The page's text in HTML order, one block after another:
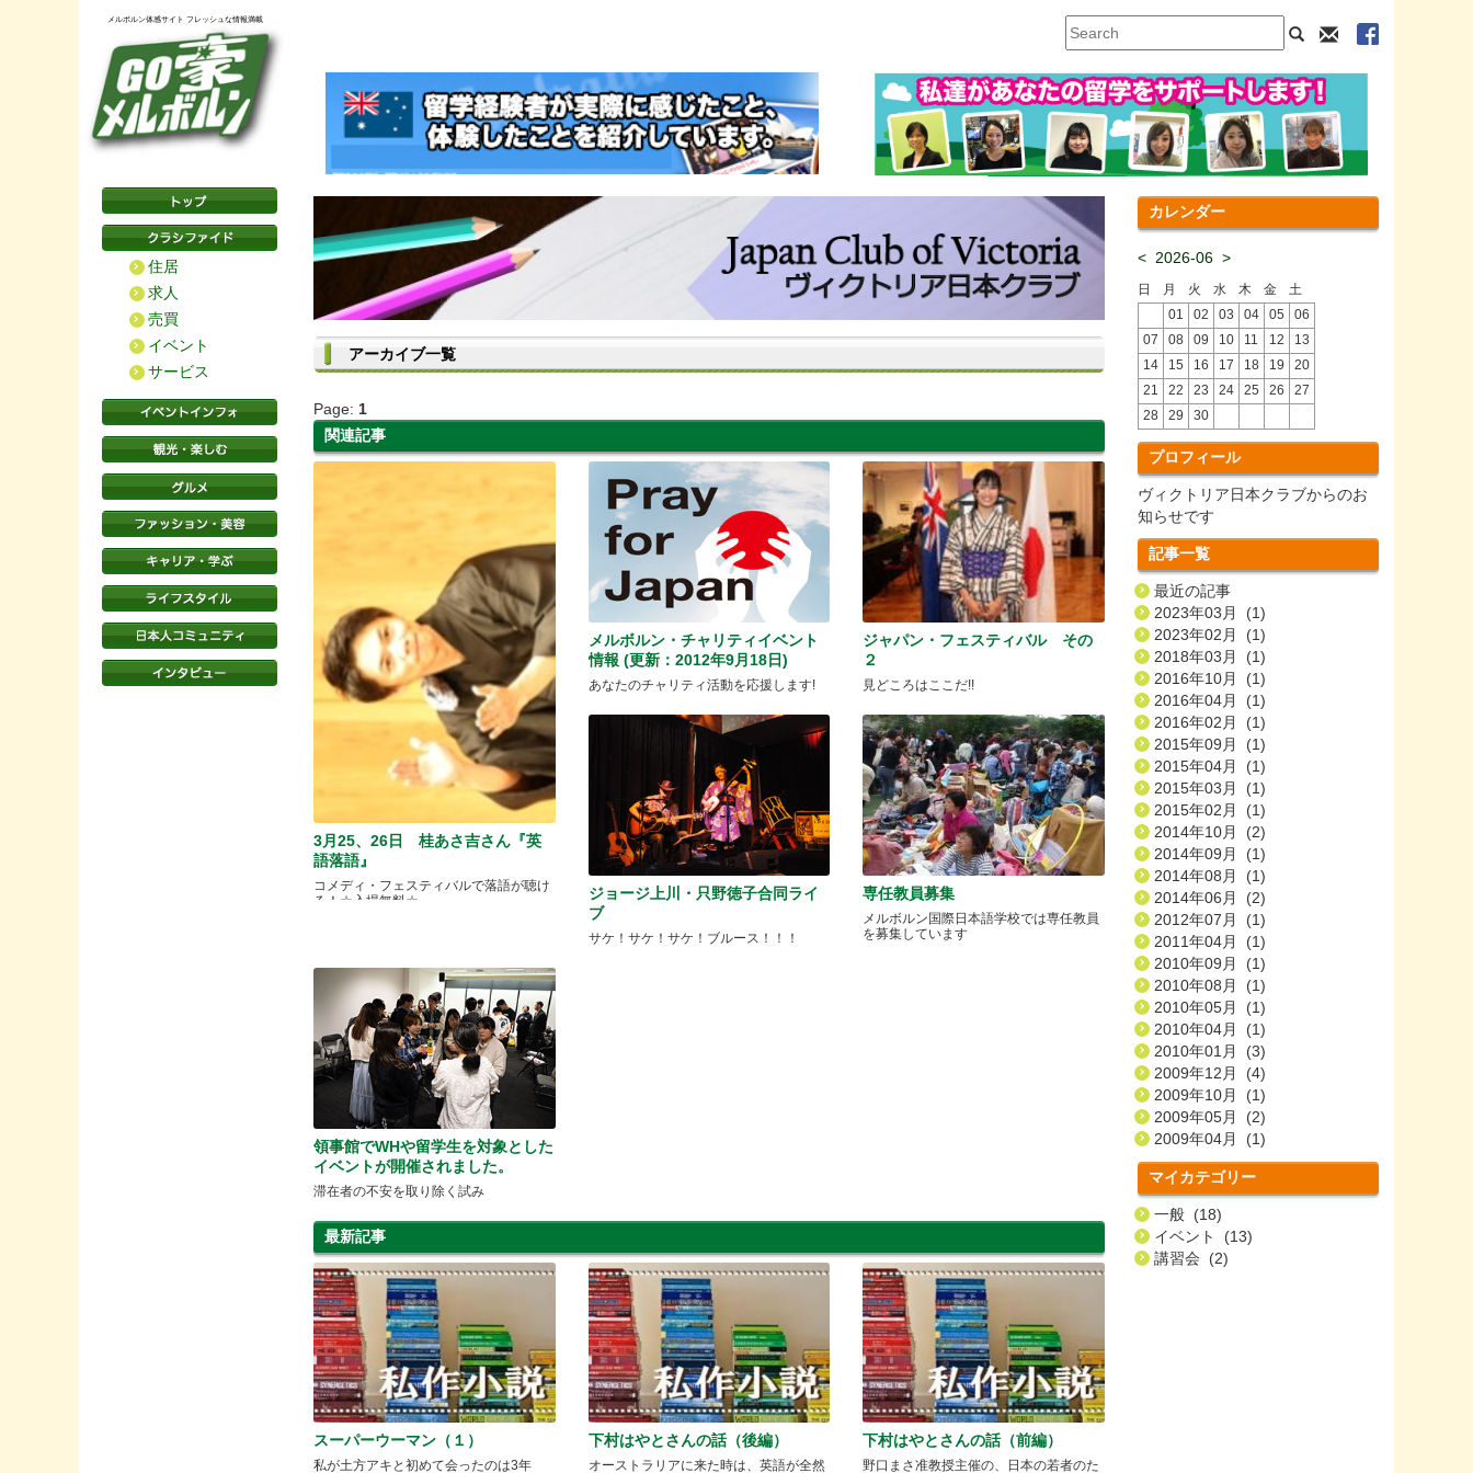
メルボルン体感サイト フレッシュな情報満載
住居
求人
売買
イベント
サービス
アーカイブ一覧
Page: 1
関連記事
3月25、26日 桂あさ吉さん『英
語落語』
コメディ・フェスティバルで落語が聴け
る！☆入場無料☆
メルボルン・チャリティイベント
情報 (更新：2012年9月18日)
あなたのチャリティ活動を応援します!
ジャパン・フェスティバル その
２
見どころはここだ!!
ジョージ上川・只野徳子合同ライ
ブ
サケ！サケ！サケ！ブルース！！！
専任教員募集
メルボルン国際日本語学校では専任教員
を募集しています
領事館でWHや留学生を対象とした
イベントが開催されました。
滞在者の不安を取り除く試み
最新記事
スーパーウーマン（１）
私が土方アキと初めて会ったのは3年
下村はやとさんの話（後編）
オーストラリアに来た時は、英語が全然
下村はやとさんの話（前編）
野口まさ准教授主催の、日本の若者のた
カレンダー
< 2026-06 >
日 月 火 水 木 金
土
01
02 03 04 05
06
07
08 09 10 11 12
13
14
15 16 17 18 19
20
21
22 23 24 25 26
27
28
29 30
プロフィール
ヴィクトリア日本クラブからのお
知らせです
記事一覧
最近の記事
2023年03月 (1)
2023年02月 (1)
2018年03月 (1)
2016年10月 (1)
2016年04月 (1)
2016年02月 (1)
2015年09月 (1)
2015年04月 (1)
2015年03月 (1)
2015年02月 (1)
2014年10月 (2)
2014年09月 (1)
2014年08月 (1)
2014年06月 (2)
2012年07月 (1)
2011年04月 (1)
2010年09月 (1)
2010年08月 (1)
2010年05月 (1)
2010年04月 (1)
2010年01月 (3)
2009年12月 (4)
2009年10月 (1)
2009年05月 (2)
2009年04月 (1)
マイカテゴリー
一般 (18)
イベント (13)
講習会 (2)